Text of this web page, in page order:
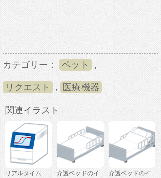
カテゴリー： ペット ,
リクエスト , 医療機器
関連イラスト
リアルタイム
介護ベッドのイ
介護ベッドのイ